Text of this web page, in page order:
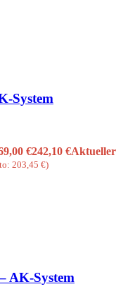
System
€242,10 €Aktueller
203,45 €)
AK-System